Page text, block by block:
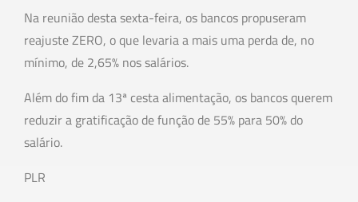
Na reunião desta sexta-feira, os bancos propuseram
reajuste ZERO, o que levaria a mais uma perda de, no
mínimo, de 2,65% nos salários.
Além do fim da 13ª cesta alimentação, os bancos querem
reduzir a gratificação de função de 55% para 50% do
salário.
PLR